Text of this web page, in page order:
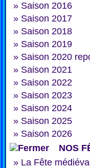
» Saison 2016
» Saison 2017
» Saison 2018
» Saison 2019
» Saison 2020
» Saison 2021
» Saison 2022
» Saison 2023
» Saison 2024
» Saison 2025
» Saison 2026
NOS
» La Fête